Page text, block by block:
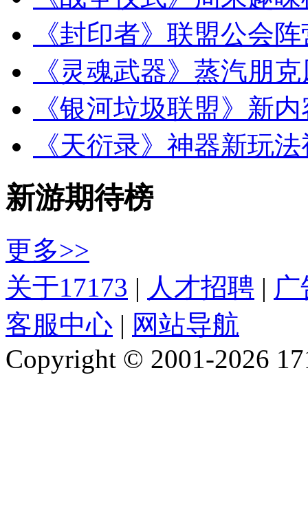
《封印者》联盟公会
《灵魂武器》蒸汽朋
《银河垃圾联盟》新
《天衍录》神器新玩
新游期待榜
更多>>
关于17173 | 人才招聘 |
客服中心 | 网站导航
Copyright © 2001-2026